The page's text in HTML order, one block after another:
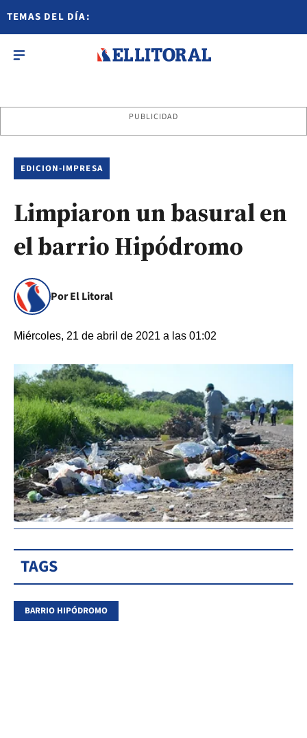
TEMAS DEL DÍA:
PUBLICIDAD
EDICION-IMPRESA
Limpiaron un basural en
el barrio Hipódromo
Por El Litoral
Miércoles, 21 de abril de 2021 a las 01:02
TAGS
BARRIO HIPÓDROMO